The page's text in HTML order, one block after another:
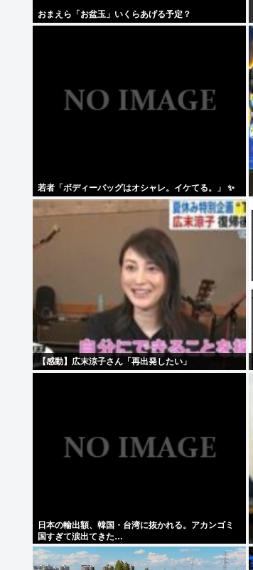
おまえら「お盆玉」いくらあげる予定？
若者「ボディーバッグはオシャレ。イケてる。」 ✨
【感動】広末涼子さん「再出発したい」
日本の輸出額、韓国・台湾に抜かれる。アカンゴミ
国すぎて涙出てきた…